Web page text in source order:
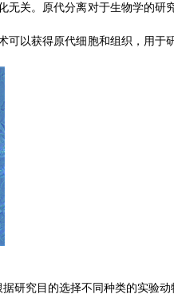
关。原代分离对于生物学的研
以获得原代细胞和组织，用于
究目的选择不同种类的实验动